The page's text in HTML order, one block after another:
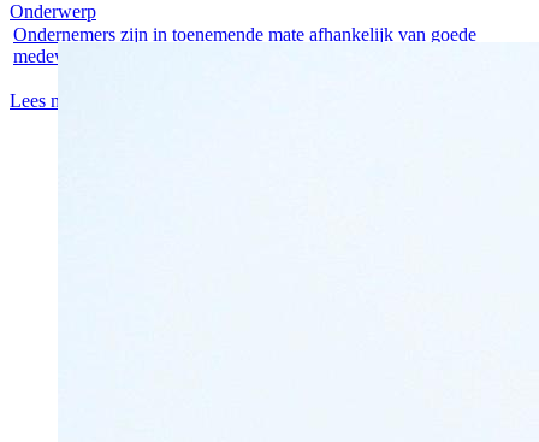
Ondernemers zijn in toenemende mate afhankelijk van goede
medewerkers....
Lees meer
Onderwerp